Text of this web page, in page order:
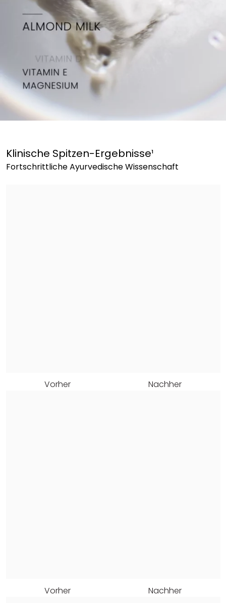
Klinische Spitzen-Ergebnisse¹
Fortschrittliche Ayurvedische Wissenschaft
Vorher Nachher
Vorher Nachher